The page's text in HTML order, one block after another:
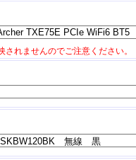
れませんのでご注意ください。